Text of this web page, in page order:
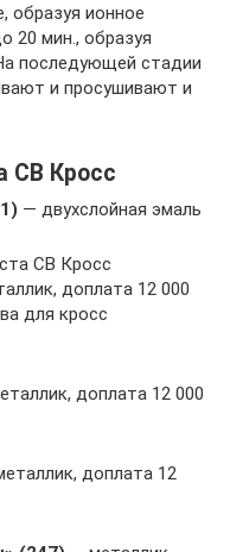
образуя ионное
20 мин., образуя
последующей стадии
и просушивают и
СВ Кросс
— двухслойная эмаль
СВ Кросс
доплата 12 000
для кросс
доплата 12 000
доплата 12